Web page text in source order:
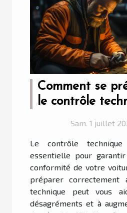
Comment se
le contrôle
Sam. 1 juillet
Le contrôle
essentielle pour
conformité de votre
préparer correctement
technique peut vous
désagréments et à